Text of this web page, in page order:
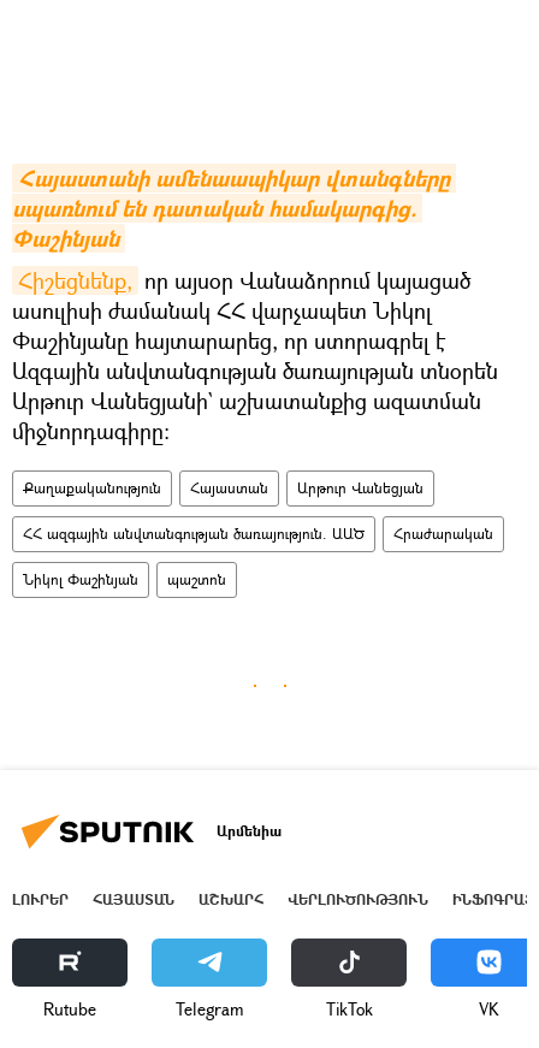
Հայաստանի ամենաապիկար վտանգները
սպառնում են դատական համակարգից.
Փաշինյան
Հիշեցնենք, որ այսօր Վանաձորում կայացած
ասուլիսի ժամանակ ՀՀ վարչապետ Նիկոլ
Փաշինյանը հայտարարեց, որ ստորագրել է
Ազգային անվտանգության ծառայության տնօրեն
Արթուր Վանեցյանի` աշխատանքից ազատման
միջնորդագիրը։
Քաղաքականություն Հայաստան Արթուր Վանեցյան
ՀՀ ազգային անվտանգության ծառայություն. ԱԱԾ Հրաժարական
Նիկոլ Փաշինյան պաշտոն
Արմենիա
ԼՈՒՐԵՐ ՀԱՅԱՍՏԱՆ ԱՇԽԱՐՀ ՎԵՐԼՈՒԾՈՒԹՅՈՒՆ
Rutube Telegram ТikТоk VK